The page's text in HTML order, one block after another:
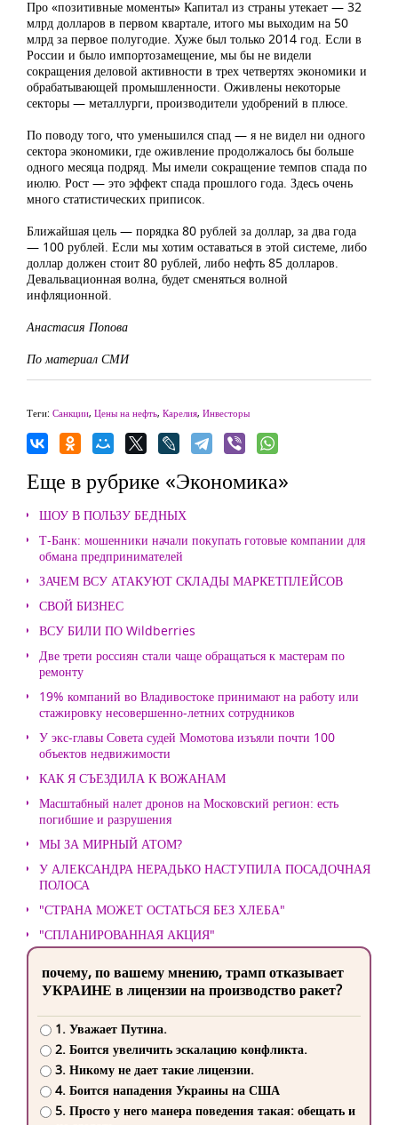
Про «позитивные моменты» Капитал из страны утекает — 32
млрд долларов в первом квартале, итого мы выходим на 50
млрд за первое полугодие. Хуже был только 2014 год. Если в
России и было импортозамещение, мы бы не видели
сокращения деловой активности в трех четвертях экономики и
обрабатывающей промышленности. Оживлены некоторые
секторы — металлурги, производители удобрений в плюсе.
По поводу того, что уменьшился спад — я не видел ни одного
сектора экономики, где оживление продолжалось бы больше
одного месяца подряд. Мы имели сокращение темпов спада по
июлю. Рост — это эффект спада прошлого года. Здесь очень
много статистических приписок.
Ближайшая цель — порядка 80 рублей за доллар, за два года
— 100 рублей. Если мы хотим оставаться в этой системе, либо
доллар должен стоит 80 рублей, либо нефть 85 долларов.
Девальвационная волна, будет сменяться волной
инфляционной.
Анастасия Попова
По материал СМИ
Теги: Санкции, Цены на нефть, Карелия, Инвесторы
Еще в рубрике «Экономика»
ШОУ В ПОЛЬЗУ БЕДНЫХ
Т-Банк: мошенники начали покупать готовые компании для
обмана предпринимателей
ЗАЧЕМ ВСУ АТАКУЮТ СКЛАДЫ МАРКЕТПЛЕЙСОВ
СВОЙ БИЗНЕС
ВСУ БИЛИ ПО Wildberries
Две трети россиян стали чаще обращаться к мастерам по
ремонту
19% компаний во Владивостоке принимают на работу или
стажировку несовершенно-летних сотрудников
У экс-главы Совета судей Момотова изъяли почти 100
объектов недвижимости
КАК Я СЪЕЗДИЛА К ВОЖАНАМ
Масштабный налет дронов на Московский регион: есть
погибшие и разрушения
МЫ ЗА МИРНЫЙ АТОМ?
У АЛЕКСАНДРА НЕРАДЬКО НАСТУПИЛА ПОСАДОЧНАЯ
ПОЛОСА
"СТРАНА МОЖЕТ ОСТАТЬСЯ БЕЗ ХЛЕБА"
"СПЛАНИРОВАННАЯ АКЦИЯ"
почему, по вашему мнению, трамп отказывает
УКРАИНЕ в лицензии на производство ракет?
1. Уважает Путина.
2. Боится увеличить эскалацию конфликта.
3. Никому не дает такие лицензии.
4. Боится нападения Украины на США
5. Просто у него манера поведения такая: обещать и